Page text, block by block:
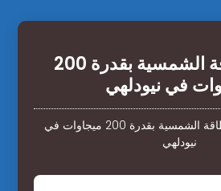
تخزين الطاقة الشمسية بقدرة 200
في نيودلهي
تخزين الطاقة الشمسية بقدرة 200 ميجاوات في
نيودلهي